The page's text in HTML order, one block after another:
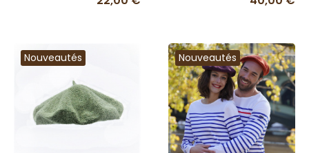
Nouveautés Nouveautés